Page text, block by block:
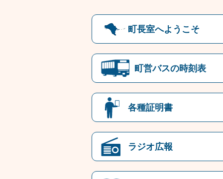
町長室へようこそ
町営バスの時刻表
各種証明書
ラジオ広報